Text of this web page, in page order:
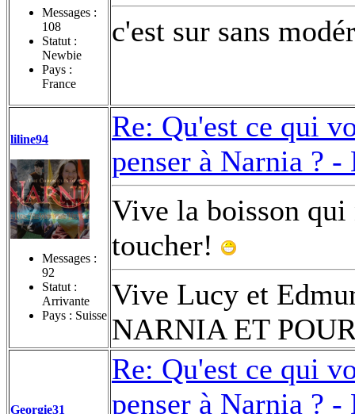
Messages :
108
Statut :
Newbie
Pays :
France
c'est sur sans
liline94
Messages :
92
Statut :
Arrivante
Pays : Suisse
Re: Qu'est ce qui
penser à Narnia ? -
Vive la boisson qui
toucher!
Vive Lucy et
NARNIA ET
Georgie31
Re: Qu'est ce qui
penser à Narnia ? -